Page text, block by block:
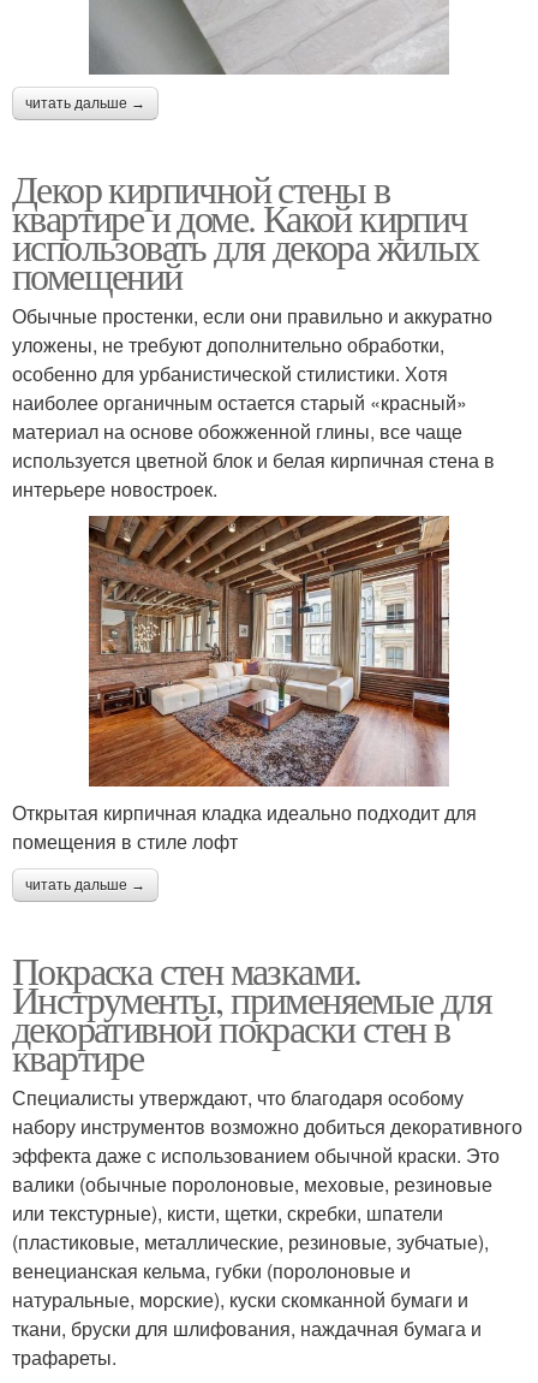
читать дальше →
Декор кирпичной стены в
квартире и доме. Какой кирпич
использовать для декора жилых
помещений
Обычные простенки, если они правильно и аккуратно
уложены, не требуют дополнительно обработки,
особенно для урбанистической стилистики. Хотя
наиболее органичным остается старый «красный»
материал на основе обожженной глины, все чаще
используется цветной блок и белая кирпичная стена в
интерьере новостроек.
Открытая кирпичная кладка идеально подходит для
помещения в стиле лофт
читать дальше →
Покраска стен мазками.
Инструменты, применяемые для
декоративной покраски стен в
квартире
Специалисты утверждают, что благодаря особому
набору инструментов возможно добиться декоративного
эффекта даже с использованием обычной краски. Это
валики (обычные поролоновые, меховые, резиновые
или текстурные), кисти, щетки, скребки, шпатели
(пластиковые, металлические, резиновые, зубчатые),
венецианская кельма, губки (поролоновые и
натуральные, морские), куски скомканной бумаги и
ткани, бруски для шлифования, наждачная бумага и
трафареты.